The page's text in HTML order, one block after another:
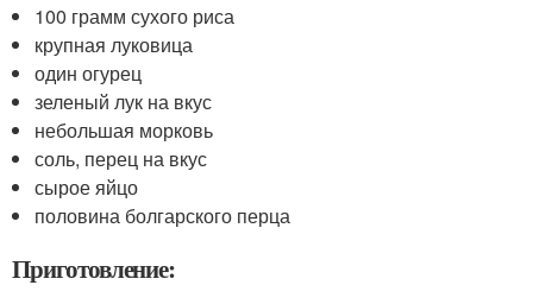
100 грамм сухого риса
крупная луковица
один огурец
зеленый лук на вкус
небольшая морковь
соль, перец на вкус
сырое яйцо
половина болгарского перца
Приготовление: